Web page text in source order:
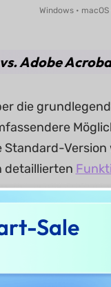
Windows • macOS
Adobe
die
detaillierten
Sale